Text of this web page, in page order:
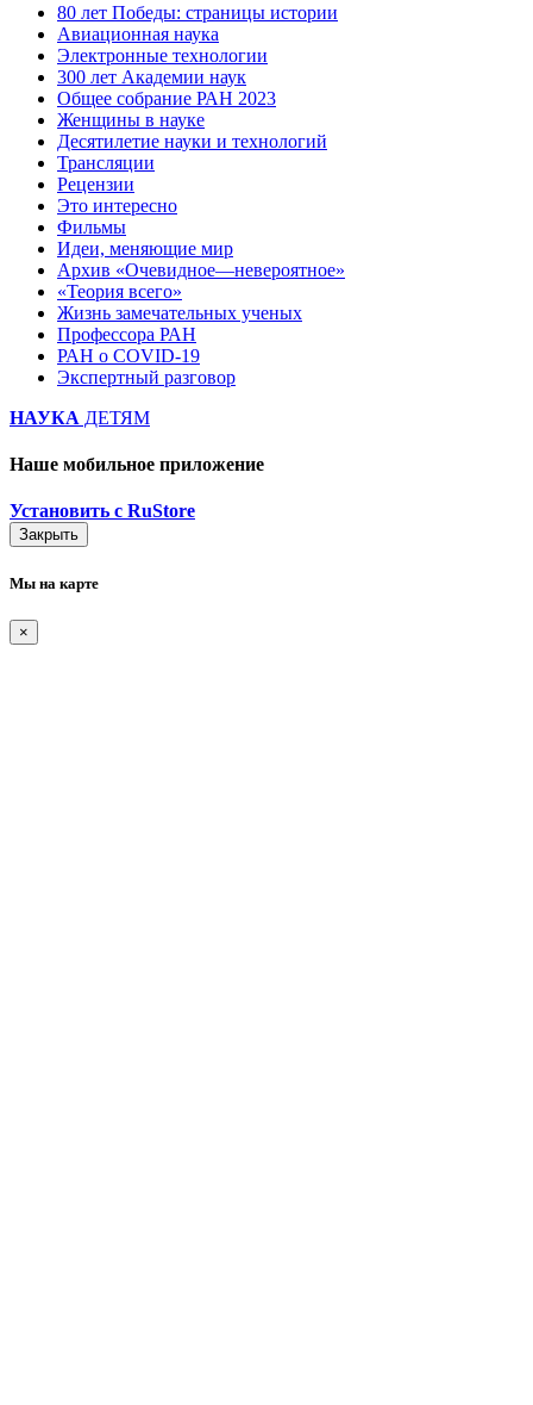
80 лет Победы: страницы истории
Авиационная наука
Электронные технологии
300 лет Академии наук
Общее собрание РАН 2023
Женщины в науке
Десятилетие науки и технологий
Трансляции
Рецензии
Это интересно
Фильмы
Идеи, меняющие мир
Архив «Очевидное—невероятное»
«Теория всего»
Жизнь замечательных ученых
Профессора РАН
РАН о COVID-19
Экспертный разговор
НАУКА ДЕТЯМ
Наше мобильное приложение
Установить с RuStore
Закрыть
Мы на карте
×